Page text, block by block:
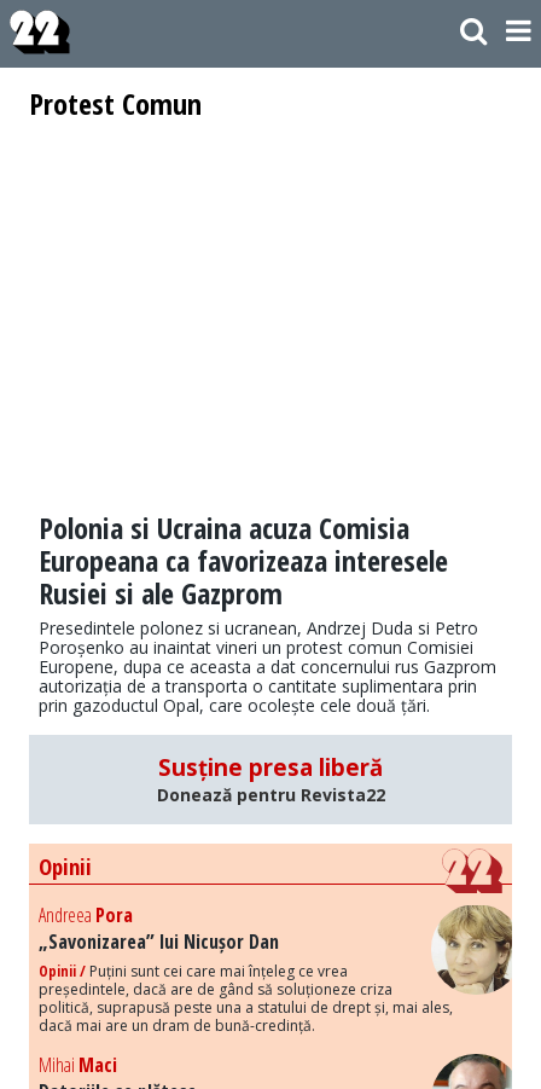
Protest Comun
Polonia si Ucraina acuza Comisia
Europeana ca favorizeaza interesele
Rusiei si ale Gazprom
Presedintele polonez si ucranean, Andrzej Duda si Petro
Poroșenko au inaintat vineri un protest comun Comisiei
Europene, dupa ce aceasta a dat concernului rus Gazprom
autorizația de a transporta o cantitate suplimentara prin
prin gazoductul Opal, care ocolește cele două țări.
Susține presa liberă
Donează pentru Revista22
Opinii
Andreea Pora
„Savonizarea” lui Nicușor Dan
Opinii / Puțini sunt cei care mai înțeleg ce vrea
președintele, dacă are de gând să soluționeze criza
politică, suprapusă peste una a statului de drept și, mai ales,
dacă mai are un dram de bună-credință.
Mihai Maci